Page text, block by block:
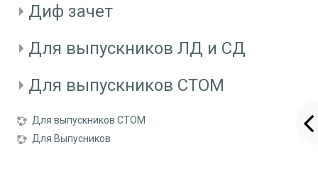
Диф зачет
Для выпускников ЛД и СД
Для выпускников СТОМ
Для выпускников СТОМ
Для Выпусников